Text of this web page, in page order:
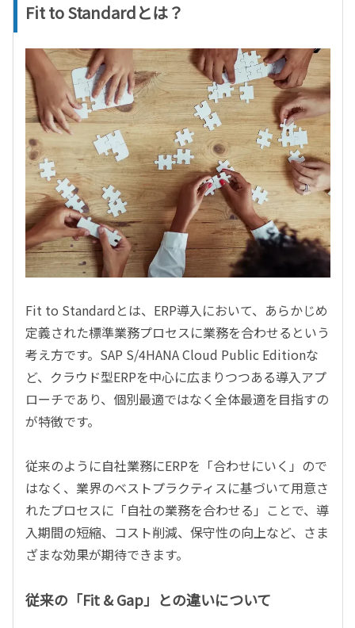
Fit to Standardとは？
Fit to Standardとは、ERP導入において、あらかじめ
定義された標準業務プロセスに業務を合わせるという
考え方です。SAP S/4HANA Cloud Public Editionな
ど、クラウド型ERPを中心に広まりつつある導入アプ
ローチであり、個別最適ではなく全体最適を目指すの
が特徴です。
従来のように自社業務にERPを「合わせにいく」ので
はなく、業界のベストプラクティスに基づいて用意さ
れたプロセスに「自社の業務を合わせる」ことで、導
入期間の短縮、コスト削減、保守性の向上など、さま
ざまな効果が期待できます。
従来の「Fit & Gap」との違いについて